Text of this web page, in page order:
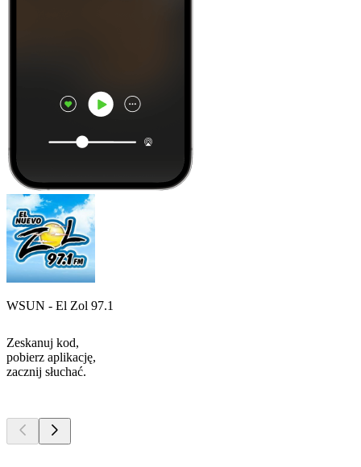
WSUN - El Zol 97.1
Zeskanuj kod,
pobierz aplikację,
zacznij słuchać.